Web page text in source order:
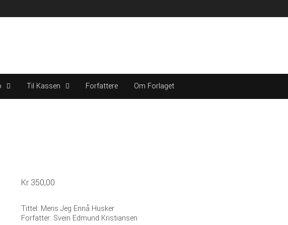
Til Kassen Forfattere Om Forlaget
Kr350,00
Tittel: Mens Jeg Ennå Husker
Forfatter: Svein Edmund Kristiansen